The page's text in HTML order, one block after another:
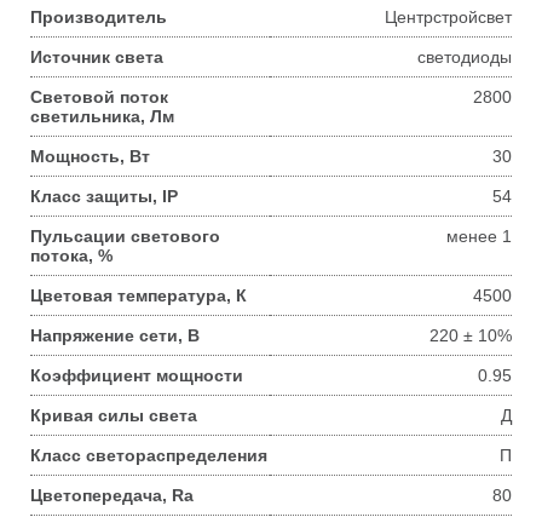
Производитель Центрстройсвет
Источник света светодиоды
Световой поток
светильника, Лм
2800
Мощность, Вт 30
Класс защиты, IP 54
Пульсации светового
потока, %
менее 1
Цветовая температура, К 4500
Напряжение сети, В 220 ± 10%
Коэффициент мощности 0.95
Кривая силы света Д
Класс светораспределения П
Цветопередача, Ra 80